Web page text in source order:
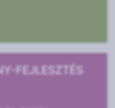
FEJLESZTÉS